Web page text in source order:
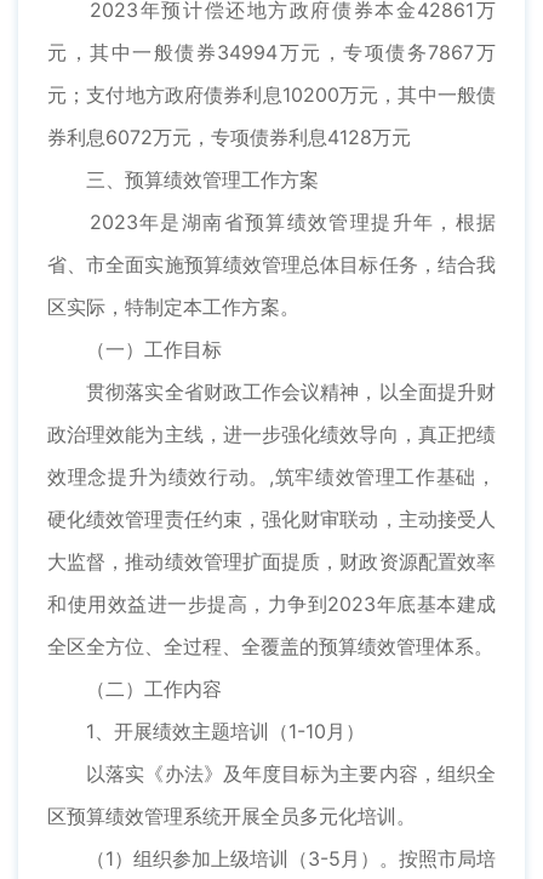
2023年预计偿还地方政府债券本金42861万
元，其中一般债券34994万元，专项债务7867万
元；支付地方政府债券利息10200万元，其中一般债
券利息6072万元，专项债券利息4128万元
三、预算绩效管理工作方案
2023年是湖南省预算绩效管理提升年，根据
省、市全面实施预算绩效管理总体目标任务，结合我
区实际，特制定本工作方案。
（一）工作目标
贯彻落实全省财政工作会议精神，以全面提升财
政治理效能为主线，进一步强化绩效导向，真正把绩
效理念提升为绩效行动。,筑牢绩效管理工作基础，
硬化绩效管理责任约束，强化财审联动，主动接受人
大监督，推动绩效管理扩面提质，财政资源配置效率
和使用效益进一步提高，力争到2023年底基本建成
全区全方位、全过程、全覆盖的预算绩效管理体系。
（二）工作内容
1、开展绩效主题培训（1-10月）
以落实《办法》及年度目标为主要内容，组织全
区预算绩效管理系统开展全员多元化培训。
（1）组织参加上级培训（3-5月）。按照市局培